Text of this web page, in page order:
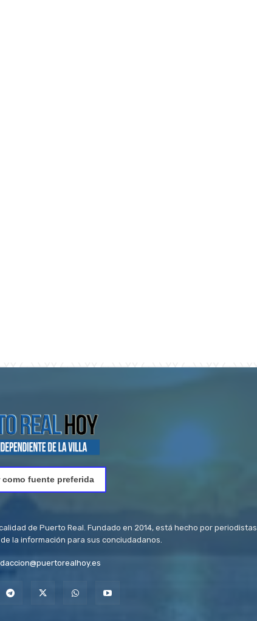
como fuente preferida
de Puerto Real. Fundado en 2014, está hecho por periodistas
la información para sus conciudadanos.